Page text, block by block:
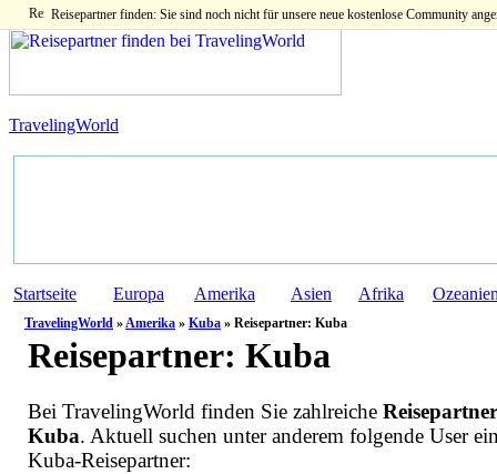
Reisepartner finden: Sie sind noch nicht für unsere neue kostenlose Community
TravelingWorld
Startseite Europa Amerika Asien Afrika
TravelingWorld »Amerika » Kuba » Reisepartner: Kuba
Reisepartner: Kuba
Bei TravelingWorld finden Sie zahlreiche
Kuba. Aktuell suchen unter anderem folgende User
Kuba-Reisepartner: